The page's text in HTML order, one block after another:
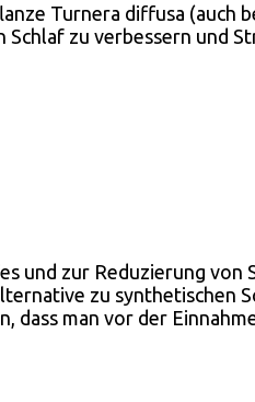
Turnera diffusa
zu verbessern und
und zur Reduzierung
zu
dass man vor der